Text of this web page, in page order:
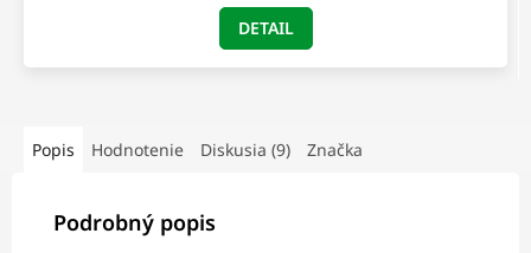
DETAIL
Popis Hodnotenie Diskusia (9) Značka
Podrobný popis